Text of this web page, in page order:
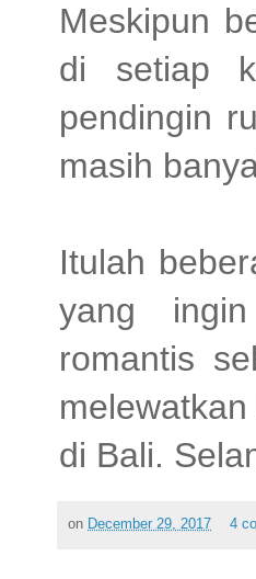
Meskipun
di setiap
pendingin
masih
Itulah
yang
romantis
di Bali.
on December 29, 2017 4